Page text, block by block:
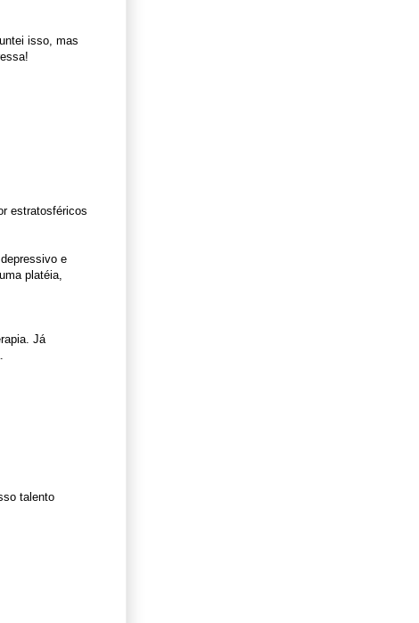
isso, mas
estratosféricos
e
platéia,
Já
talento